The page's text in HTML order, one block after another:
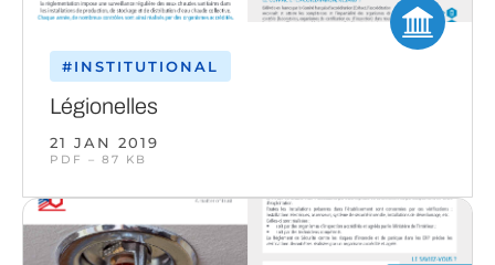
#INSTITUTIONAL
Légionelles
21 JAN 2019
PDF – 87 KB